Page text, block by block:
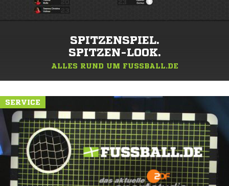
SPITZENSPIEL.
SPITZEN-LOOK.
ALLES RUND UM FUSSBALL.DE
SERVICE